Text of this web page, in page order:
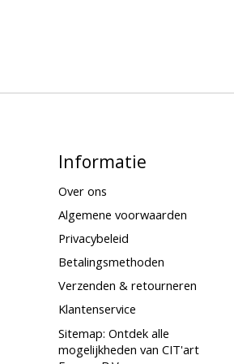
Informatie
Over ons
Algemene voorwaarden
Privacybeleid
Betalingsmethoden
Verzenden & retourneren
Klantenservice
Sitemap: Ontdek alle
mogelijkheden van CIT'art